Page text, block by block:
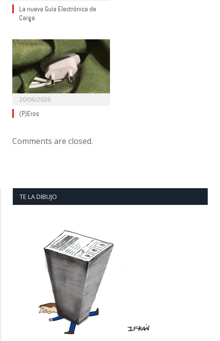
La nueva Guía Electrónica de
Carga
20/06/2026
(P)Eros
Comments are closed.
TE LA DIBUJO